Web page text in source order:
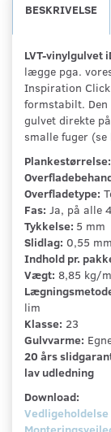
BESKRIVELSE
LVT-vinylgulvet
lægge pga.
Inspiration
formstabilt.
gulvet direkte
smalle fuger
Plankestørrelse:
Overfladetype:
Fas: Ja, på alle
Tykkelse: 5 mm
Slidlag: 0,55 mm
Indhold pr.
Vægt: 8,85 kg/
lim
Klasse: 23
Gulvvarme:
20 års
lav udledning
Download:
Vedligeholdelse